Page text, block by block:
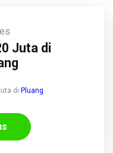
Juta di
di Pluang